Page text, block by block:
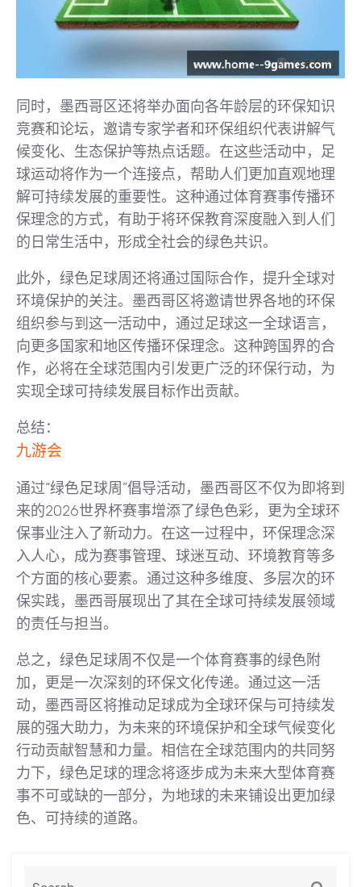
同时，墨西哥区还将举办面向各年龄层的环保知识
竞赛和论坛，邀请专家学者和环保组织代表讲解气
候变化、生态保护等热点话题。在这些活动中，足
球运动将作为一个连接点，帮助人们更加直观地理
解可持续发展的重要性。这种通过体育赛事传播环
保理念的方式，有助于将环保教育深度融入到人们
的日常生活中，形成全社会的绿色共识。
此外，绿色足球周还将通过国际合作，提升全球对
环境保护的关注。墨西哥区将邀请世界各地的环保
组织参与到这一活动中，通过足球这一全球语言，
向更多国家和地区传播环保理念。这种跨国界的合
作，必将在全球范围内引发更广泛的环保行动，为
实现全球可持续发展目标作出贡献。
总结：
九游会
通过“绿色足球周”倡导活动，墨西哥区不仅为即将到
来的2026世界杯赛事增添了绿色色彩，更为全球环
保事业注入了新动力。在这一过程中，环保理念深
入人心，成为赛事管理、球迷互动、环境教育等多
个方面的核心要素。通过这种多维度、多层次的环
保实践，墨西哥展现出了其在全球可持续发展领域
的责任与担当。
总之，绿色足球周不仅是一个体育赛事的绿色附
加，更是一次深刻的环保文化传递。通过这一活
动，墨西哥区将推动足球成为全球环保与可持续发
展的强大助力，为未来的环境保护和全球气候变化
行动贡献智慧和力量。相信在全球范围内的共同努
力下，绿色足球的理念将逐步成为未来大型体育赛
事不可或缺的一部分，为地球的未来铺设出更加绿
色、可持续的道路。